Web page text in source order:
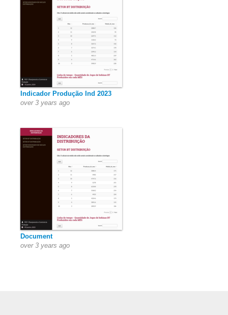
Indicador Produção Ind 2023
over 3 years ago
Document
over 3 years ago